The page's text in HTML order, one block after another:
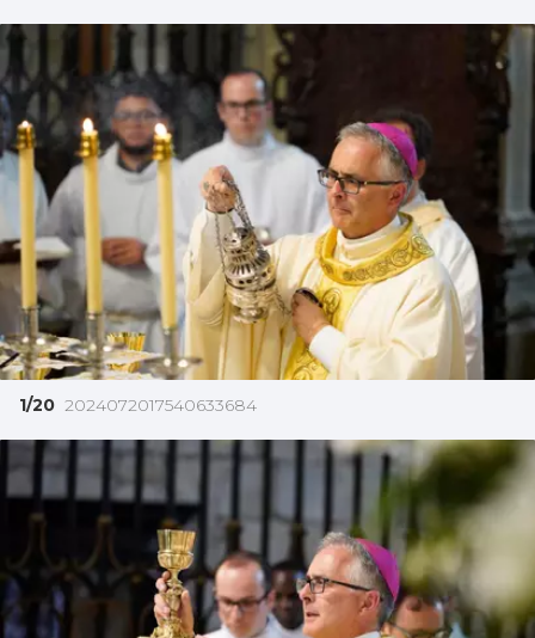
1/20 2024072017540633684